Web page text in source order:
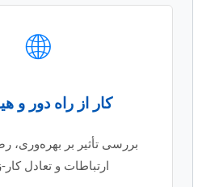
🌐
کار از راه دور و
بررسی تأثیر بر بهره‌وری،
ارتباطات و تعادل